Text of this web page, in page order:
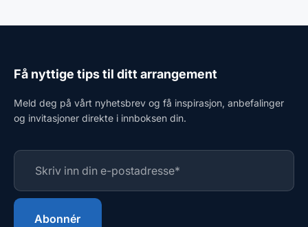
Få nyttige tips til ditt arrangement
Meld deg på vårt nyhetsbrev og få inspirasjon, anbefalinger
og invitasjoner direkte i innboksen din.